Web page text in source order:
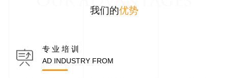
我们的优势
专 业 培 训
AD INDUSTRY FROM